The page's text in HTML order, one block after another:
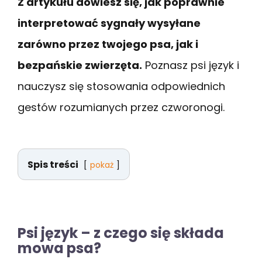
interpretować sygnały wysyłane
zarówno przez twojego psa, jak i
bezpańskie zwierzęta. Poznasz psi język i
nauczysz się stosowania odpowiednich
gestów rozumianych przez czworonogi.
Spis treści pokaż
Psi język – z czego się składa
mowa psa?